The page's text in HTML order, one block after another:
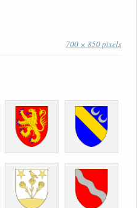
700 × 850 pixels